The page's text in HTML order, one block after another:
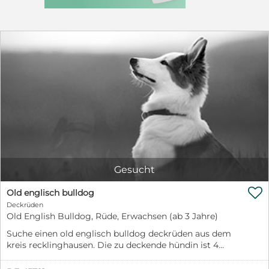
gerne melden. Er besitzt KEINE Papiere. Wir freuen uns
Gesucht
Old englisch bulldog
Deckrüden
Old English Bulldog, Rüde, Erwachsen (ab 3 Jahre)
Suche einen old englisch bulldog deckrüden aus dem
kreis recklinghausen. Die zu deckende hündin ist 4
